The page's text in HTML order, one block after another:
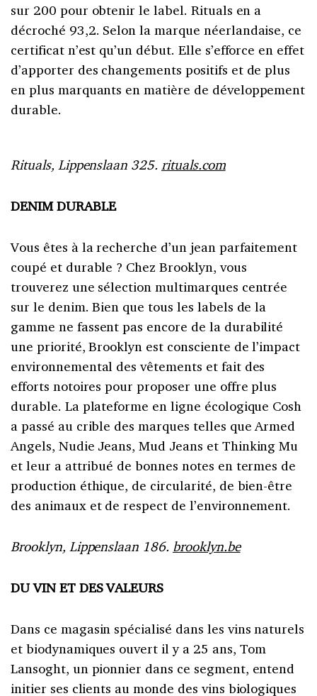
sur 200 pour obtenir le label. Rituals en a
décroché 93,2. Selon la marque néerlandaise, ce
certificat n’est qu’un début. Elle s’efforce en effet
d’apporter des changements positifs et de plus
en plus marquants en matière de développement
durable.
Rituals, Lippenslaan 325.rituals.com
DENIM DURABLE
Vous êtes à la recherche d’un jean parfaitement
coupé et durable ? Chez Brooklyn, vous
trouverez une sélection multimarques centrée
sur le denim. Bien que tous les labels de la
gamme ne fassent pas encore de la durabilité
une priorité, Brooklyn est consciente de l’impact
environnemental des vêtements et fait des
efforts notoires pour proposer une offre plus
durable. La plateforme en ligne écologique Cosh
a passé au crible des marques telles que Armed
Angels, Nudie Jeans, Mud Jeans et Thinking Mu
et leur a attribué de bonnes notes en termes de
production éthique, de circularité, de bien-être
des animaux et de respect de l’environnement.
Brooklyn, Lippenslaan 186. brooklyn.be
DU VIN ET DES VALEURS
Dans ce magasin spécialisé dans les vins naturels
et biodynamiques ouvert il y a 25 ans, Tom
Lansoght, un pionnier dans ce segment, entend
initier ses clients au monde des vins biologiques